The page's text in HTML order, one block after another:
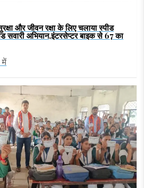
और जीवन रक्षा के लिए चलाया स्पीड
अभियान,इंटरसेप्टर बाइक से 67 का
में